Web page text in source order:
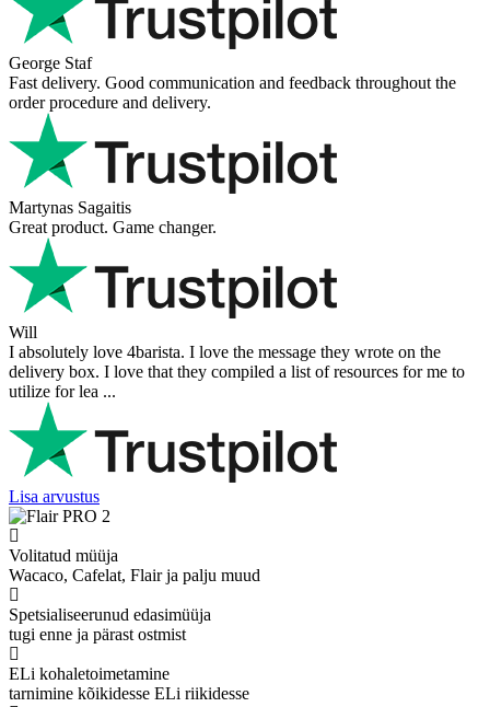
George Staf
Fast delivery. Good communication and feedback throughout the
order procedure and delivery.
Martynas Sagaitis
Great product. Game changer.
Will
I absolutely love 4barista. I love the message they wrote on the
delivery box. I love that they compiled a list of resources for me to
utilize for lea ...
Lisa arvustus
Volitatud müüja
Wacaco, Cafelat, Flair ja palju muud
Spetsialiseerunud edasimüüja
tugi enne ja pärast ostmist
ELi kohaletoimetamine
tarnimine kõikidesse ELi riikidesse